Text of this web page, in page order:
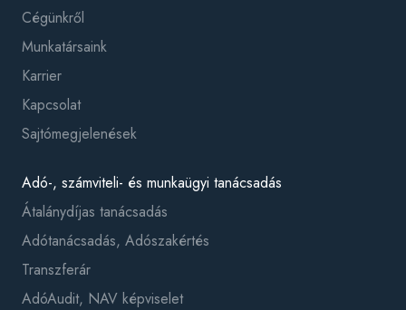
Cégünkről
Munkatársaink
Karrier
Kapcsolat
Sajtómegjelenések
Adó-, számviteli- és munkaügyi tanácsadás
Átalánydíjas tanácsadás
Adótanácsadás, Adószakértés
Transzferár
AdóAudit, NAV képviselet